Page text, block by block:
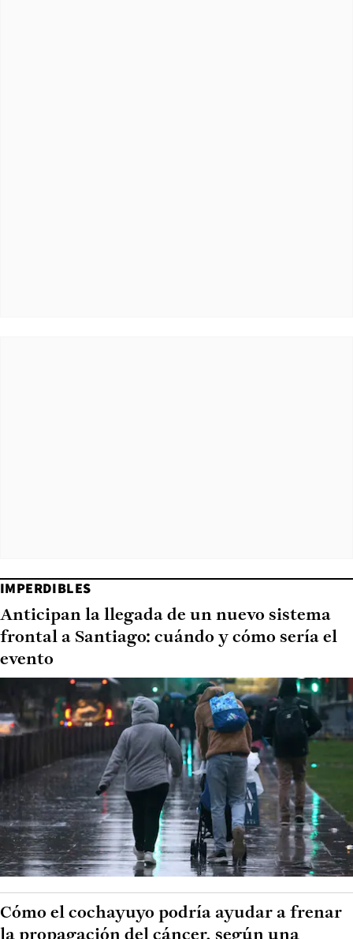
IMPERDIBLES
Anticipan la llegada de un nuevo sistema
frontal a Santiago: cuándo y cómo sería el
evento
Cómo el cochayuyo podría ayudar a frenar
la propagación del cáncer, según una